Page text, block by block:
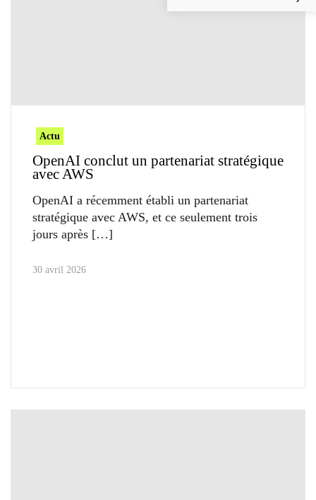
Actu
OpenAI conclut un partenariat stratégique
avec AWS
OpenAI a récemment établi un partenariat
stratégique avec AWS, et ce seulement trois
jours après
30 avril 2026